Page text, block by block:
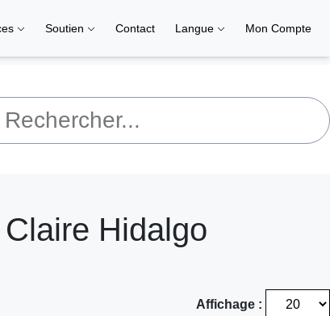
Soutien Contact Langue Mon Compte
Hidalgo
Affichage :